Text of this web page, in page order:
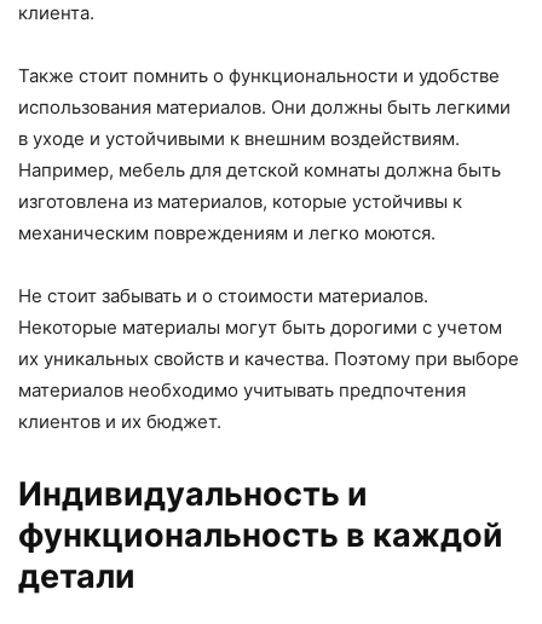
клиента.
Также стоит помнить о функциональности и удобстве
использования материалов. Они должны быть легкими
в уходе и устойчивыми к внешним воздействиям.
Например, мебель для детской комнаты должна быть
изготовлена из материалов, которые устойчивы к
механическим повреждениям и легко моются.
Не стоит забывать и о стоимости материалов.
Некоторые материалы могут быть дорогими с учетом
их уникальных свойств и качества. Поэтому при выборе
материалов необходимо учитывать предпочтения
клиентов и их бюджет.
Индивидуальность и
функциональность в каждой
детали